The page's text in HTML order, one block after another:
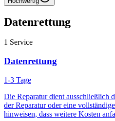
Datenrettung
1 Service
Datenrettung
1-3 Tage
Die Reparatur dient ausschließlich
der Reparatur oder eine
hinweisen, dass weitere Kosten